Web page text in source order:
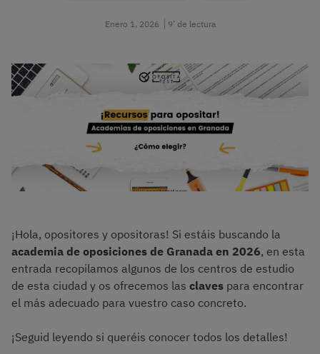
Enero 1, 2026 9’ de lectura
¡Hola, opositores y opositoras! Si estáis buscando la
academia de oposiciones de Granada en 2026, en esta
entrada recopilamos algunos de los centros de estudio
de esta ciudad y os ofrecemos las claves para encontrar
el más adecuado para vuestro caso concreto.
¡Seguid leyendo si queréis conocer todos los detalles!